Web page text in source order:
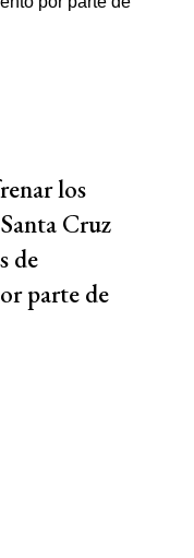
los
Cruz
de
parte de